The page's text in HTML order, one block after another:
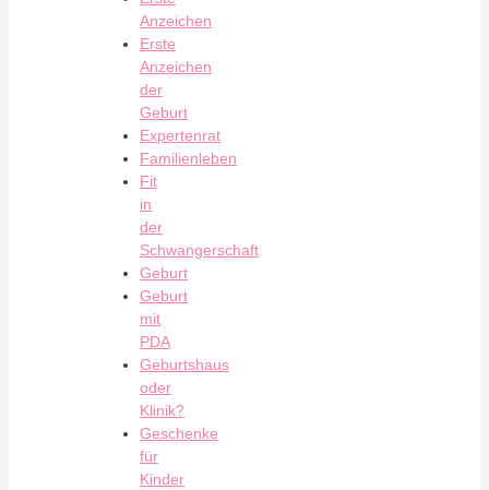
Anzeichen
Erste
Anzeichen
der
Geburt
Expertenrat
Familienleben
Fit
in
der
Schwangerschaft
Geburt
Geburt
mit
PDA
Geburtshaus
oder
Klinik?
Geschenke
für
Kinder